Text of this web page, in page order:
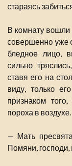
стараясь
В комнату вошли
совершенно уже
бледное лицо,
сильно
ставя его на
виду, только
признаком
пороха в воздухе.
— Мать
Помяни, господи,